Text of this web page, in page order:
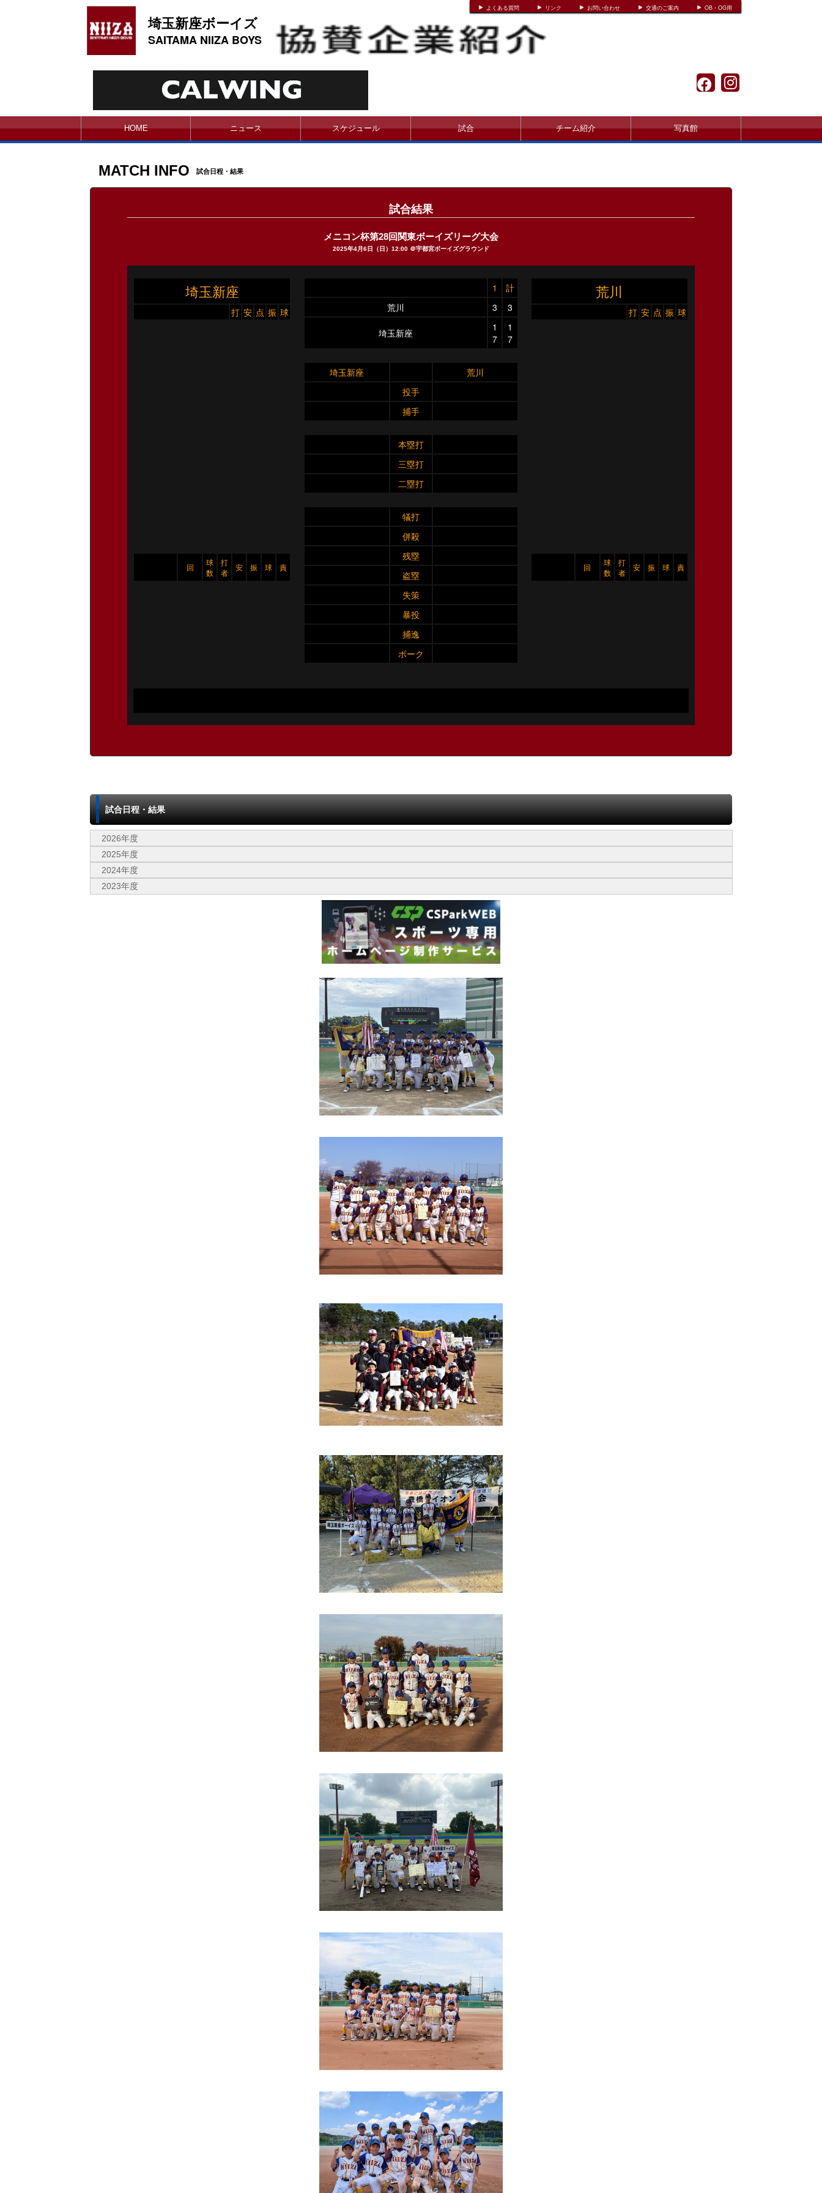
よくある質問 リンク お問い合わせ 交通のご案内 OB・OG用
埼玉新座ボーイズ
SAITAMA NIIZA BOYS
HOME ニュース スケジュール 試合 チーム紹介 写真館
MATCH INFO 試合日程・結果
試合結果
メニコン杯第28回関東ボーイズリーグ大会
2025年4月6日（日）12:00 ＠宇都宮ボーイズグラウンド
埼玉新座
打 安 点 振 球
回
球
数
打
者
安 振 球 責
1
計
荒川
3 3
埼玉新座
1
7
1
7
埼玉新座
荒川
投手
捕手
本塁打
三塁打
二塁打
犠打
併殺
残塁
盗塁
失策
暴投
捕逸
ボーク
荒川
打 安 点 振 球
回
球
数
打
者
安 振 球 責
試合日程・結果
2026年度
2025年度
2024年度
2023年度